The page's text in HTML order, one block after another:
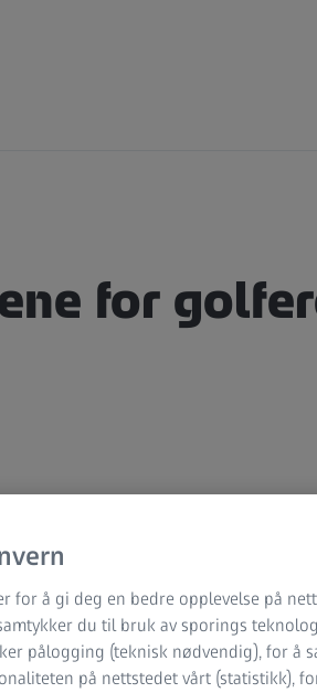
for
for å gi deg en bedre opplevelse på
du til bruk av sporings
pålogging (teknisk nødvendig), for å
på nettstedet vårt (statistikk),